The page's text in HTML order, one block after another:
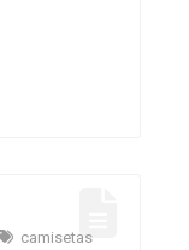
camisetas